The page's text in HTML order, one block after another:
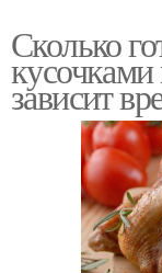
Сколько
кусочками
зависит